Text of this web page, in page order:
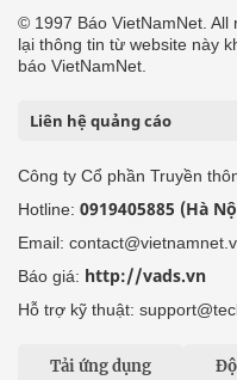
© 1997 Báo VietNamNet.
lại thông tin từ website này
báo VietNamNet.
Liên hệ quảng cáo
Công ty Cổ phần Truyền
Hotline: 0919405885 (Hà
Email:
Báo giá: http://vads.vn
Hỗ trợ kỹ thuật:
Tải ứng dụng